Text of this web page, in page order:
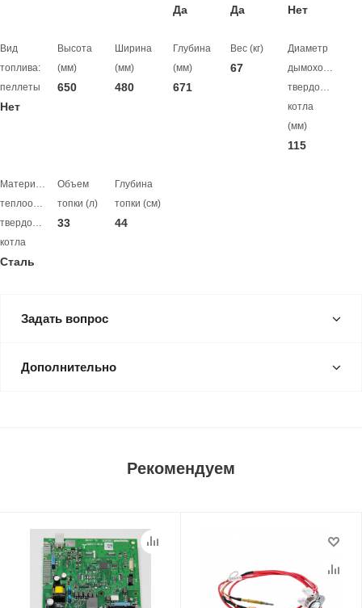
Да Да Нет
Вид
топлива:
пеллеты
Нет
Высота
(мм)
650
Ширина
(мм)
480
Глубина
(мм)
671
Вес (кг)
67
Диаметр
дымохода
котла
(мм)
115
Материал
теплообменника
твердотопливного
котла
Сталь
Объем
топки (л)
33
Глубина
топки (см)
44
Задать вопрос
Дополнительно
Рекомендуем